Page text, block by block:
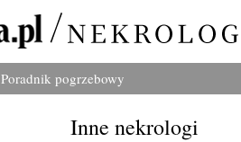
Poradnik pogrzebowy
Inne nekrologi